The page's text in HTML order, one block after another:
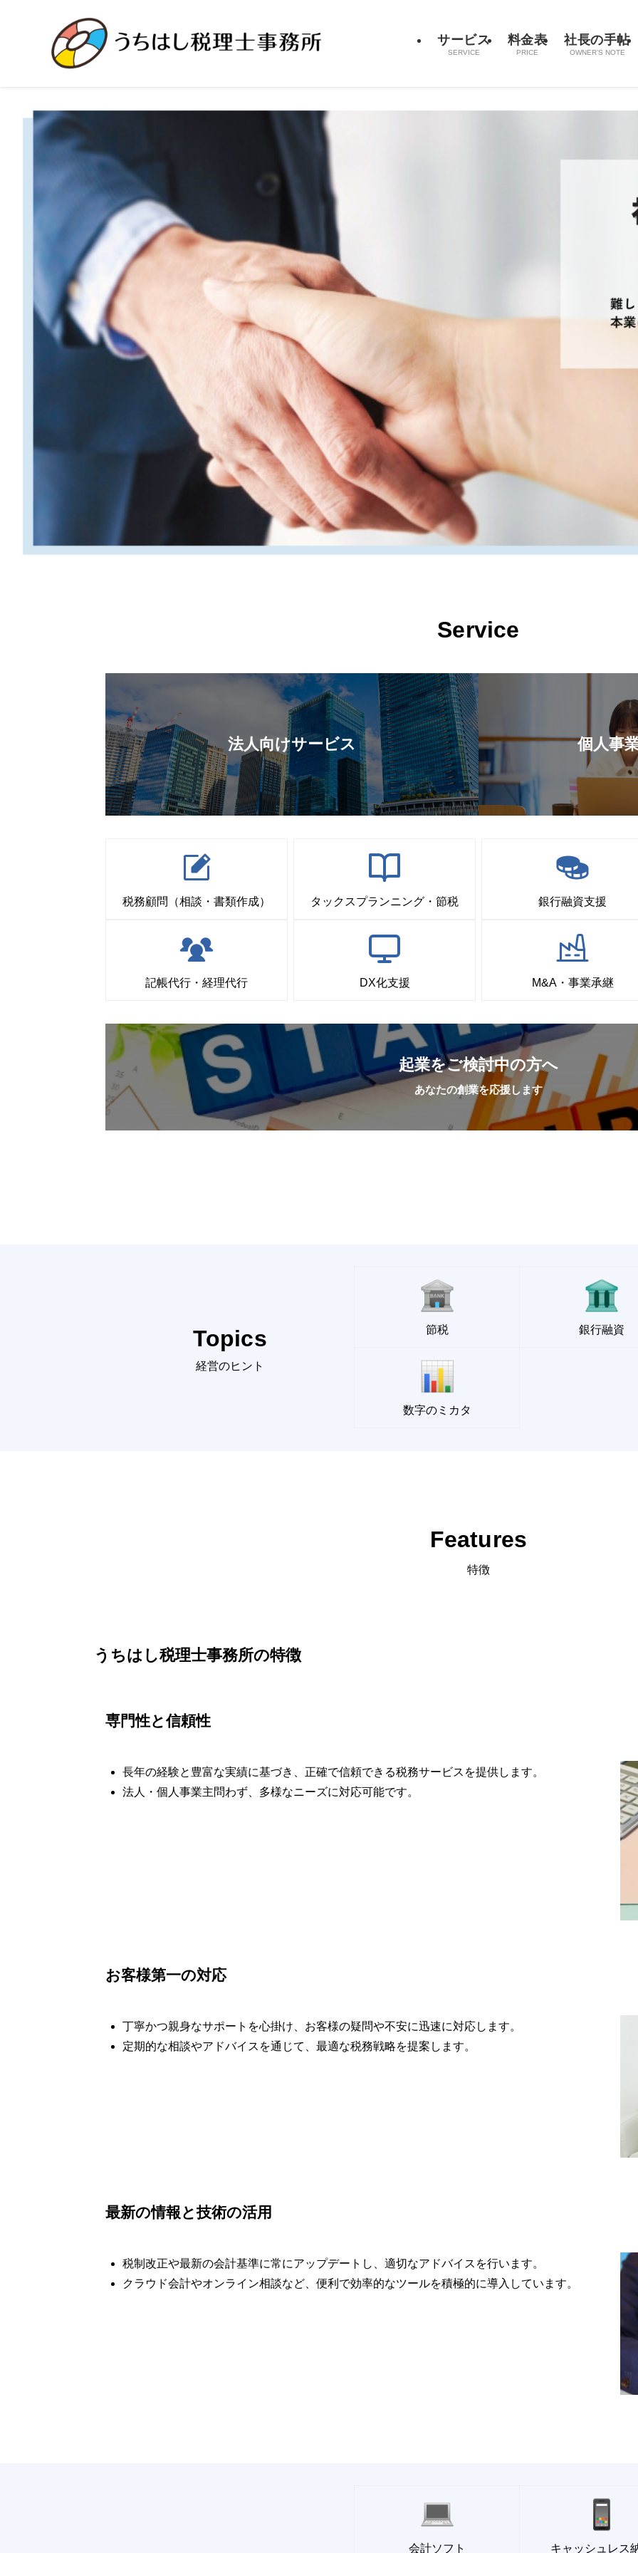
サービス
SERVICE
料金表
PRICE
社長の手帖
OWNER’S NOTE
Service
法人向けサービス 個人事
税務顧問（相談・書類作成） タックスプランニング・節税 銀行融資支援
記帳代行・経理代行 DX化支援 M&A・事業承継
起業をご検討中の方へ
あなたの創業を応援します
Topics
経営のヒント
節税 銀行融資
数字のミカタ
Features
特徴
うちはし税理士事務所の特徴
専門性と信頼性
長年の経験と豊富な実績に基づき、正確で信頼できる税務サービスを提供します。
法人・個人事業主問わず、多様なニーズに対応可能です。
お客様第一の対応
丁寧かつ親身なサポートを心掛け、お客様の疑問や不安に迅速に対応します。
定期的な相談やアドバイスを通じて、最適な税務戦略を提案します。
最新の情報と技術の活用
税制改正や最新の会計基準に常にアップデートし、適切なアドバイスを行います。
クラウド会計やオンライン相談など、便利で効率的なツールを積極的に導入しています。
会計ソフト キャッシュレス